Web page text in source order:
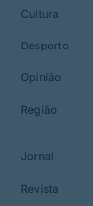
Cultura
Desporto
Opinião
Região
Jornal
Revista